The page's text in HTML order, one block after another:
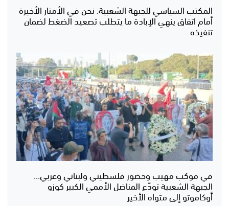
المكتب السياسي للجبهة الشعبية: نحن في الأمتار الأخيرة
أمام اتفاق ينهي الإبادة ما يتطلب تصعيد الضغط لضمان
تنفيذه
في موكب مهيب وحضور فلسطيني ولبناني وعربي...
الجبهة الشعبية تودّع المناضل الأممي الكبير كوزو
أوكاموتو إلى مثواه الأخير